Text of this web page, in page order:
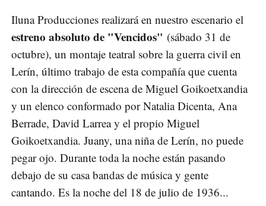
Iluna Producciones realizará en nuestro escenario el
estreno absoluto de "Vencidos" (sábado 31 de
octubre), un montaje teatral sobre la guerra civil en
Lerín, último trabajo de esta compañía que cuenta
con la dirección de escena de Miguel Goikoetxandia
y un elenco conformado por Natalia Dicenta, Ana
Berrade, David Larrea y el propio Miguel
Goikoetxandia. Juany, una niña de Lerín, no puede
pegar ojo. Durante toda la noche están pasando
debajo de su casa bandas de música y gente
cantando. Es la noche del 18 de julio de 1936...